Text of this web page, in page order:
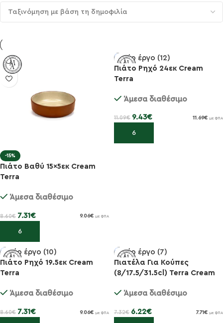
-15%
Πιάτο Βαθύ 15×5εκ Cream
Terra
Άμεσα διαθέσιμο
8.60€ 7.31€ 9.06€ με ΦΠΑ
Προσθήκη στο καλάθι
Πιάτο Ρηχό 24εκ Cream
Terra
Άμεσα διαθέσιμο
11.09€ 9.43€ 11.69€ με ΦΠΑ
Προσθήκη στο καλάθι
Πιάτο Ρηχό 19.5εκ Cream
Terra
Άμεσα διαθέσιμο
8.60€ 7.31 € 9.06€ με ΦΠΑ
Πιατέλα Για Κούπες
(8/17.5/31.5cl) Terra Cream
Άμεσα διαθέσιμο
7.32€ 6.22€ 7.71 € με ΦΠΑ